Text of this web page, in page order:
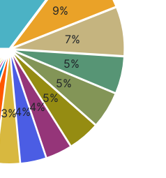
9%
7%
5%
5%
5%
4%
4%
3%